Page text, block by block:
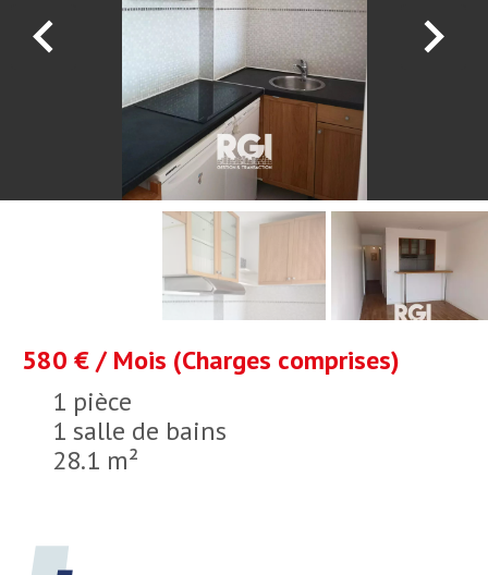
1 pièce
1 salle de bains
28.1 m²
580 € / Mois (Charges comprises)